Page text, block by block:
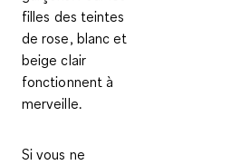
filles des teintes
de rose, blanc et
beige clair
fonctionnent à
merveille.
Si vous ne